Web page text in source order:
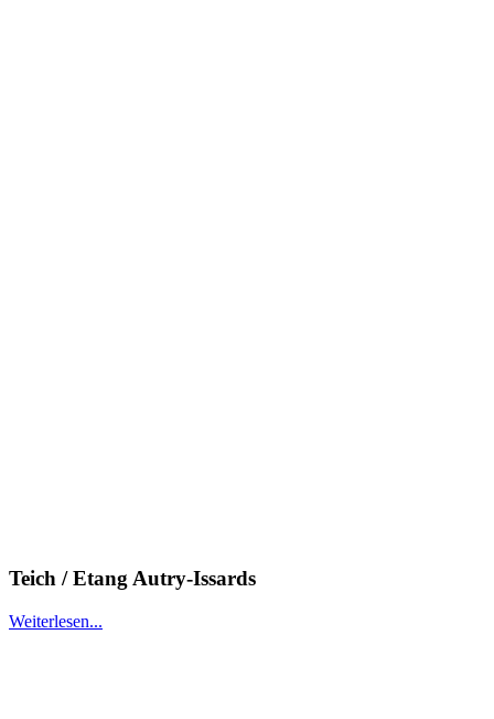
Teich / Etang Autry-Issards
Weiterlesen...